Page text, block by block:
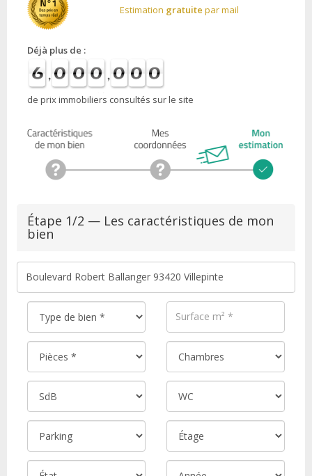
Estimation gratuite par mail
Déjà plus de :
de prix immobiliers consultés sur le site
Étape 1/2 — Les caractéristiques de mon
bien